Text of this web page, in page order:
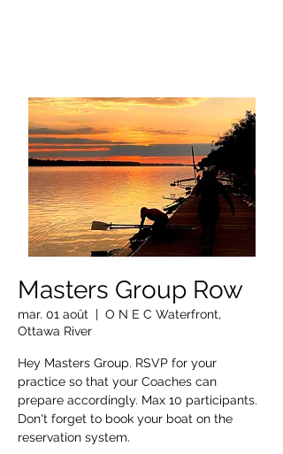
Masters Group Row
mar. 01 août
  |
O N E C Waterfront,
Ottawa River
Hey Masters Group. RSVP for your
practice so that your Coaches can
prepare accordingly. Max 10 participants.
Don't forget to book your boat on the
reservation system.